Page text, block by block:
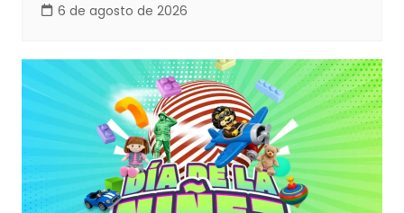
6 de agosto de 2026